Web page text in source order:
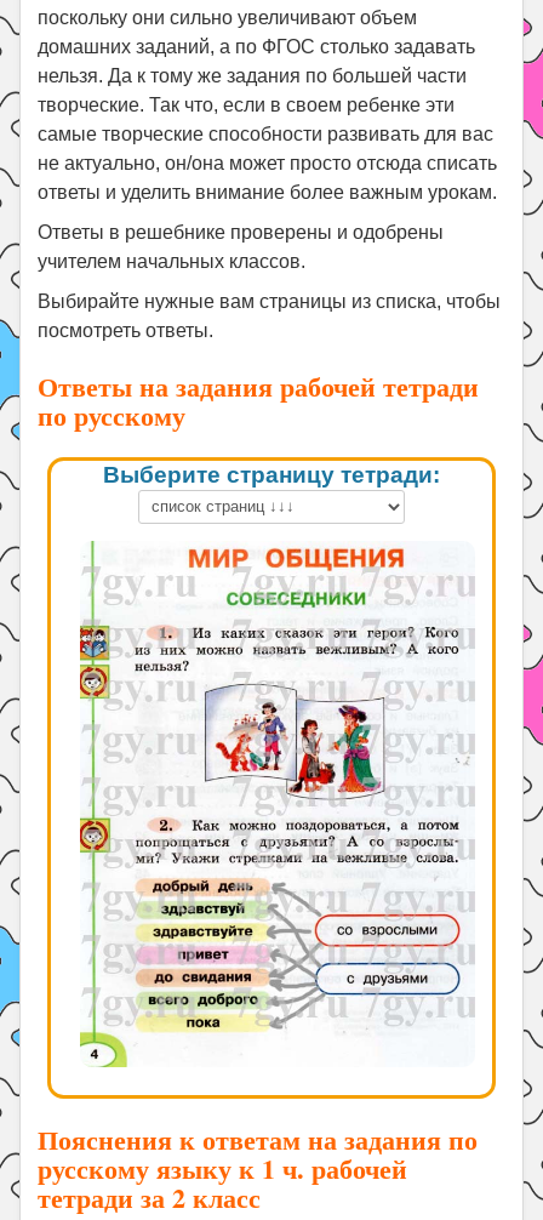
поскольку они сильно увеличивают объем
домашних заданий, а по ФГОС столько задавать
нельзя. Да к тому же задания по большей части
творческие. Так что, если в своем ребенке эти
самые творческие способности развивать для вас
не актуально, он/она может просто отсюда списать
ответы и уделить внимание более важным урокам.
Ответы в решебнике проверены и одобрены
учителем начальных классов.
Выбирайте нужные вам страницы из списка, чтобы
посмотреть ответы.
Ответы на задания рабочей тетради
по русскому
Выберите страницу тетради:
Пояснения к ответам на задания по
русскому языку к 1 ч. рабочей
тетради за 2 класс